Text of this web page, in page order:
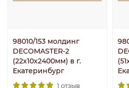
98010/153 молдинг
DECOMASTER-2
(22х10х2400мм) в г.
Екатеринбург
1 отзыв